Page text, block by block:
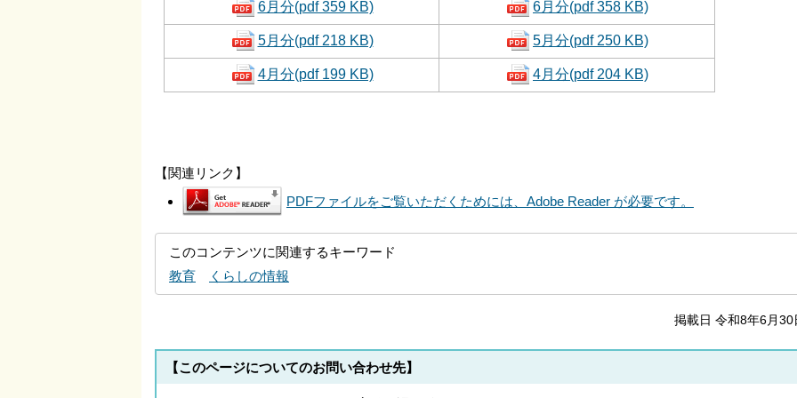
6月分(pdf 359 KB) 6月分(pdf 358 KB)
5月分(pdf 218 KB) 5月分(pdf 250 KB)
4月分(pdf 199 KB) 4月分(pdf 204 KB)
【関連リンク】
PDFファイルをご覧いただくためには、Adobe Reader が必要です。
このコンテンツに関連するキーワード
教育
くらしの情報
掲載日 令和8年6月30
【このページについてのお問い合わせ先】